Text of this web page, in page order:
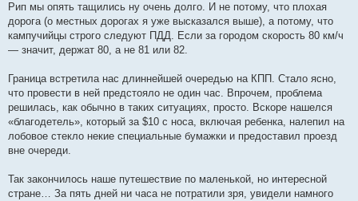
Рип мы опять тащились ну очень долго. И не потому, что плохая
дорога (о местных дорогах я уже высказался выше), а потому, что
кампучийцы строго следуют ПДД. Если за городом скорость 80 км/ч
— значит, держат 80, а не 81 или 82.
Граница встретила нас длиннейшей очередью на КПП. Стало ясно,
что провести в ней предстояло не один час. Впрочем, проблема
решилась, как обычно в таких ситуациях, просто. Вскоре нашелся
«благодетель», который за $10 с носа, включая ребенка, налепил на
лобовое стекло некие специальные бумажки и предоставил проезд
вне очереди.
Так закончилось наше путешествие по маленькой, но интересной
стране… За пять дней ни часа не потратили зря, увидели намного